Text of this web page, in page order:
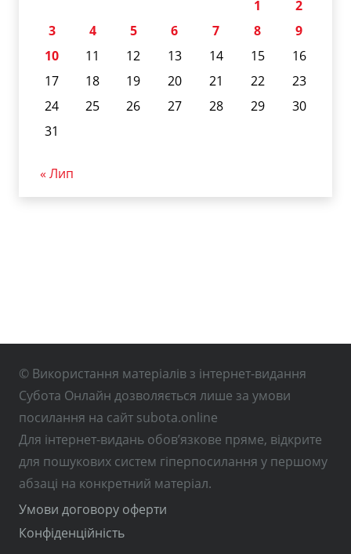
1
2
3
4 5 6 7 8
9
10
11 12 13 14 15
16
17
18 19 20 21 22
23
24
25 26 27 28 29
30
31
« Лип
© Використання матеріалів з інтернет-видання
Субота Онлайн дозволяється лише за умови
посилання на сайт subota.online
Для інтернет-видань обов’язкове пряме, відкрите
для пошукових систем гіперпосилання у першому
абзаці на конкретний матеріал.
Умови договору оферти
Конфіденційність